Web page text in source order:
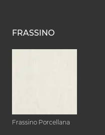
FRASSINO
Frassino Porcellana